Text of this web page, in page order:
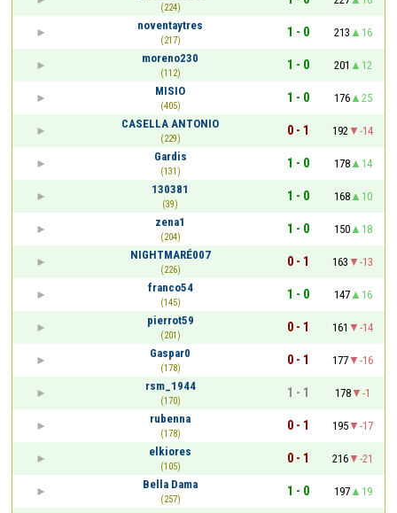
(224)
noventaytres
(217)
1 - 0 213
16
moreno230
(112)
1 - 0 201
12
MISIO
(405)
1 - 0 176
25
CASELLA ANTONIO
(229)
0 - 1 192
-14
Gardis
(131)
1 - 0 178
14
130381
(39)
1 - 0 168
10
zena1
(204)
1 - 0 150
18
NIGHTMARÉ007
(226)
0 - 1 163
-13
franco54
(145)
1 - 0 147
16
pierrot59
(201)
0 - 1 161
-14
Gaspar0
(178)
0 - 1 177
-16
rsm_1944
(170)
1 - 1 178
-1
rubenna
(178)
0 - 1 195
-17
elkiores
(105)
0 - 1 216
-21
Bella Dama
(257)
1 - 0 197
19